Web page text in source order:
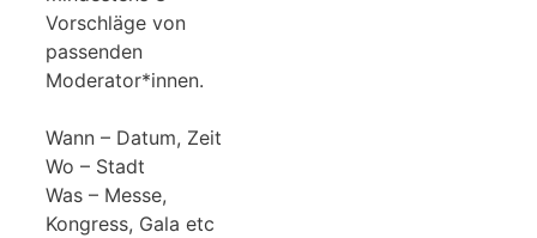
Vorschläge von
passenden
Moderator*innen.
Wann – Datum, Zeit
Wo – Stadt
Was – Messe,
Kongress, Gala etc